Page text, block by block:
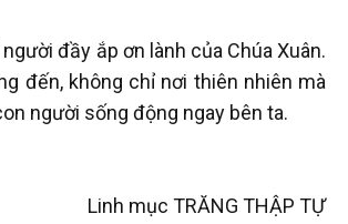
đầy ắp ơn lành của Chúa Xuân.
đến, không chỉ nơi thiên nhiên mà
người sống động ngay bên ta.
Linh mục TRĂNG THẬP TỰ